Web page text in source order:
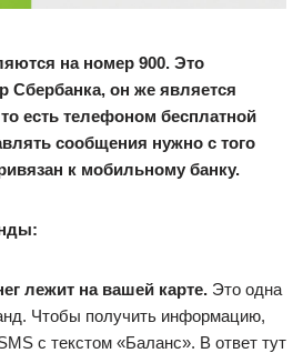
на номер 900. Это
Сбербанка, он же является
есть телефоном бесплатной
сообщения нужно с того
к мобильному банку.
лежит на вашей карте. Это одна
Чтобы получить информацию,
с текстом «Баланс». В ответ тут